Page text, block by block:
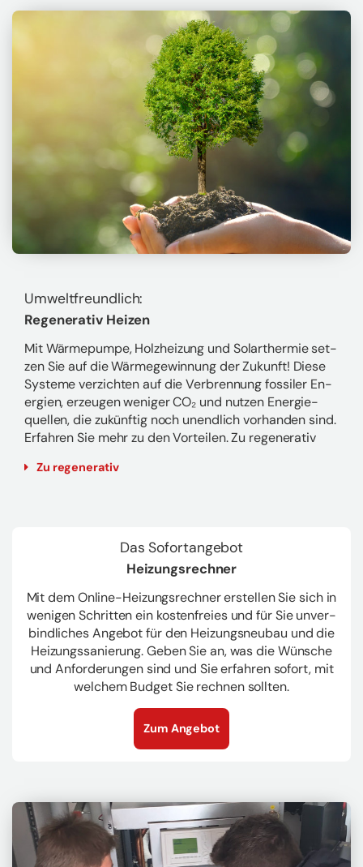
Um­welt­freund­lich:
Re­ge­ne­ra­tiv Hei­zen
Mit Wär­me­pum­pe, Holz­hei­zung und So­lar­ther­mie set­
zen Sie auf die Wär­me­ge­win­nung der Zu­kunft! Diese
Sys­te­me ver­zich­ten auf die Ver­bren­nung fos­si­ler En­
er­gien, er­zeu­gen we­ni­ger CO₂ und nut­zen En­er­gie­
quel­len, die zu­künf­tig noch un­end­lich vor­han­den sind.
Er­fah­ren Sie mehr zu den Vor­tei­len. Zu re­ge­ne­ra­tiv
Zu re­ge­ne­ra­tiv
Das So­fort­an­ge­bot
Hei­zungs­rech­ner
Mit dem Online-​Heizungsrechner er­stel­len Sie sich in
we­ni­gen Schrit­ten ein kos­ten­frei­es und für Sie un­ver­
bind­li­ches An­ge­bot für den Hei­zungs­neu­bau und die
Hei­zungs­sa­nie­rung. Geben Sie an, was die Wün­sche
und An­for­de­run­gen sind und Sie er­fah­ren so­fort, mit
wel­chem Bud­get Sie rech­nen soll­ten.
Zum An­ge­bot